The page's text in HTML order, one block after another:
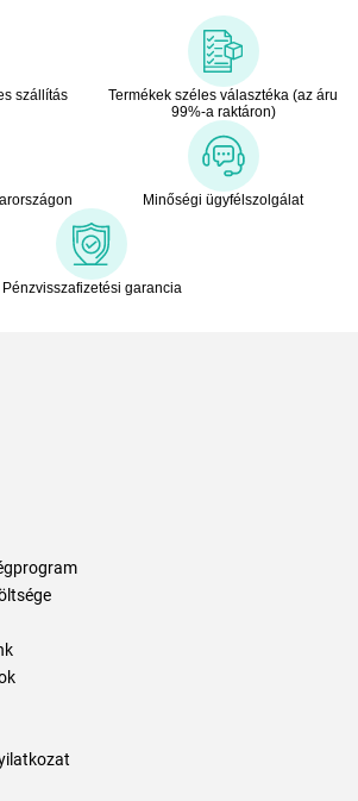
szállítás
Termékek széles választéka (az áru
99%-a raktáron)
Minőségi ügyfélszolgálat
Pénzvisszafizetési garancia